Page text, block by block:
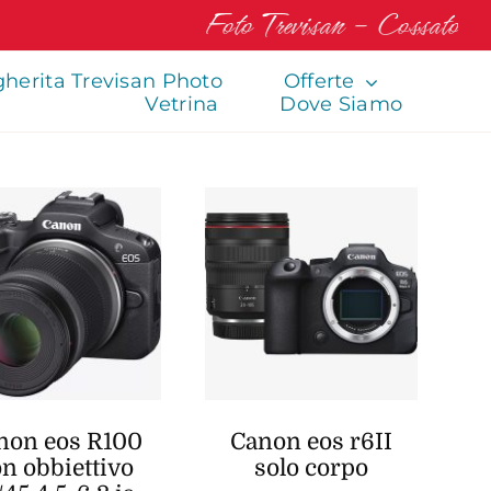
Foto Trevisan – Cossato
Trevisan Photo
Offerte
Vetrina
Dove Siamo
eos R100
obbiettivo
Canon eos r6II
solo corpo